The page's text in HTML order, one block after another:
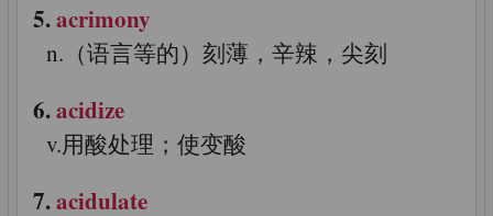
5.acrimony
n.（语言等的）刻薄，辛辣，尖刻
6.acidize
v.用酸处理；使变酸
7.acidulate